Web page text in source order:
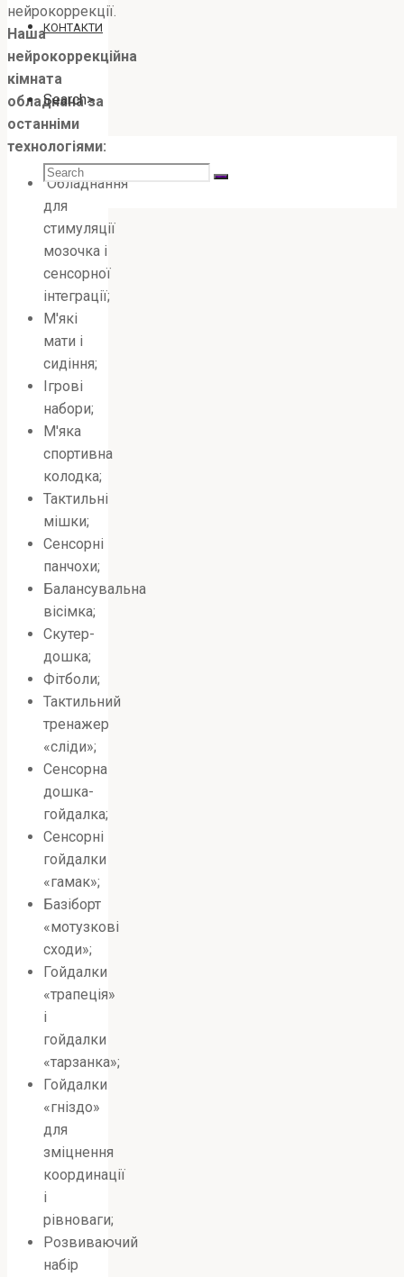
КОНТАКТИ
Search>
Search
нейрокоррекції.
Наша
нейрокоррекційна
кімната
обладнана за
останніми
технологіями:
Обладнання
для
стимуляції
мозочка і
сенсорної
інтеграції;
М'які
мати і
сидіння;
Ігрові
набори;
М'яка
спортивна
колодка;
Тактильні
мішки;
Сенсорні
панчохи;
Балансувальна
вісімка;
Скутер-
дошка;
Фітболи;
Тактильний
тренажер
«сліди»;
Сенсорна
дошка-
гойдалка;
Сенсорні
гойдалки
«гамак»;
Базіборт
«мотузкові
сходи»;
Гойдалки
«трапеція»
і
гойдалки
«тарзанка»;
Гойдалки
«гніздо»
для
зміцнення
координації
і
рівноваги;
Розвиваючий
набір